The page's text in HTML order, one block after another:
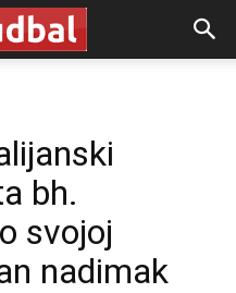
bh.
svojoj
nadimak